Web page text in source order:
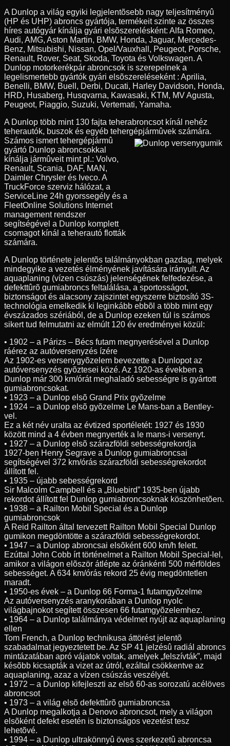
A Dunlop a világ egyiki legjelentõsebb nagy teljesítményû
(HP és UHP) abroncs gyártója, termékeit szinte az összes
híres autógyár kínálja gyári elsõszerelésként: Alfa Romeo,
Audi, AMG, Aston Martin, BMW, Honda, Jaguar, Mercedes-
Benz, Mitsubishi, Nissan, Opel/Vauxhall, Peugeot, Porsche,
Renault, Rover, Seat, Skoda, Toyota és Volkswagen. A
Dunlop motorkerékpár abroncsok is szerepelnek a
legelismertebb gyártók gyári elsõszereléseként : Aprilia,
Benelli, BMW, Buell, Derbi, Ducati, Harley Davidson, Honda,
HRD, Husaberg, Husqvarna, Kawasaki, KTM, MV Agusta,
Peugeot, Piaggio, Suzuki, Vertemati, Yamaha.
A Dunlop több mint 130 fajta teherabroncsot kínál nehéz
teherautók, buszok és egyéb tehergépjármûvek számára.
Számos ismert tehergépjármû
gyártó Dunlop abroncsokkal
kínálja jármûveit mint pl.: Volvo,
Renault, Scania, DAF, MAN,
Daimler Chrysler és Iveco. A
TruckForce szerviz hálózat, a
ServiceLine 24h gyorssegély és a
FleetOnline Solutions Internet
management rendszer
segítségével a Dunlop komplett
csomagot kínál a teherautó flották
számára.
A Dunlop története jelentõs találmányokban gazdag, melyek
mindegyike a vezetés élményének javítására irányult. Az
aquaplaning (vízen csúszás) jelenségének felfedezése, a
defekttûrõ gumiabroncs feltalálása, a sportosságot,
biztonságot és alacsony zajszintet egyszerre biztosító 3S-
technológia emelkedik ki leginkább ebbõl a több mint egy
évszázados szériából, de a Dunlop ezeken túl is számos
sikert tud felmutatni az elmúlt 120 év eredményei közül:
• 1902 – a Párizs – Bécs futam megnyerésével a Dunlop
ráérez az autóversenyzés ízére
Az 1902-es versenygyõzelem bevezette a Dunlopot az
autóversenyzés gyõztesei közé. Az 1920-as években a
Dunlop már 300 km/órát meghaladó sebességre is gyártott
gumiabroncsokat.
• 1923 – a Dunlop elsõ Grand Prix gyõzelme
• 1924 – a Dunlop elsõ gyõzelme Le Mans-ban a Bentley-
vel.
Ez a két név uralta az évtized sportéletét: 1927 és 1930
között mind a 4 évben megnyerték a le mans-i versenyt.
• 1927 – a Dunlop elsõ szárazföldi sebességrekordja
1927-ben Henry Segrave a Dunlop gumiabroncsai
segítségével 372 km/órás szárazföldi sebességrekordot
állított fel.
• 1935 – újabb sebességrekord
Sir Malcolm Campbell és a „Bluebird” 1935-ben újabb
rekordot állított fel Dunlop gumiabroncsoknak köszönhetõen.
• 1938 – a Railton Mobil Special és a Dunlop
gumiabroncsok
A Reid Railton által tervezett Railton Mobil Special Dunlop
gumikon megdöntötte a szárazföldi sebességrekordot.
• 1947 – a Dunlop abroncsai elsõként 600 km/h felett.
Ezúttal John Cobb írt történelmet a Railton Mobil Special-lel,
amikor a világon elõször átlépte az óránkénti 500 mérföldes
sebességet. A 634 km/órás rekord 25 évig megdöntetlen
maradt.
• 1950-es évek – a Dunlop 66 Forma-1 futamgyõzelme
Az autóversenyzés aranykorában a Dunlop nyolc
világbajnokot segített összesen 66 futamgyõzelemhez.
• 1964 – a Dunlop találmánya védelmet nyújt az aquaplaning
ellen
Tom French, a Dunlop technikusa áttörést jelentõ
szabadalmat jegyeztetett be. Az SP 41 jelzésû radiál abroncs
mintázatában apró vájatok voltak, amelyek „felszívták”, majd
késõbb kicsapták a vizet az útról, ezáltal csökkentve az
aquaplaning, azaz a vízen csúszás veszélyét.
• 1972 – a Dunlop kifejleszti az elsõ 60-as sorozatú acélöves
abroncsot
• 1973 – a világ elsõ defekttûrõ gumiabroncsa
A Dunlop megalkotja a Denovo abroncsot, mely a világon
elsõként defekt esetén is biztonságos vezetést tesz
lehetõvé.
• 1994 – a Dunlop ultrakönnyû öves szerkezetû abroncsa